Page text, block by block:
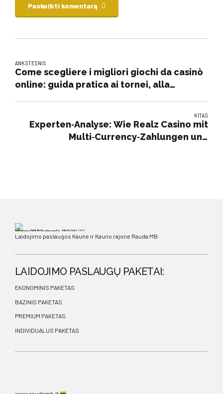
Paskelbti komentarą
ANKSTESNIS
Come scegliere i migliori giochi da casinò
online: guida pratica ai tornei, alla
KITAS
Experten‑Analyse: Wie Realz Casino mit
Multi‑Currency‑Zahlungen und
Laidojimo paslaugos Kaune ir Kauno rajone Rauda MB
LAIDOJIMO PASLAUGŲ PAKETAI:
EKONOMINIS PAKETAS
BAZINIS PAKETAS
PREMIUM PAKETAS
INDIVIDUALUS PAKETAS